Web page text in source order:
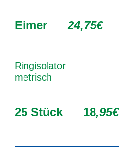
Eimer 24,75€
Ringisolator
metrisch
25 Stück 18,95€